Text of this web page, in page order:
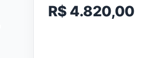
R$ 4.820,00